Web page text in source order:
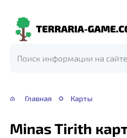
Terraria-
Главная Карты
Minas Tirith